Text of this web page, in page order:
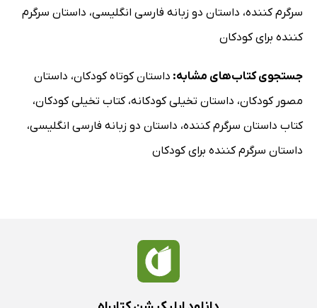
سرگرم کننده، داستان دو زبانه فارسی انگلیسی، داستان سرگرم
کننده برای کودکان
جستجوی کتاب‌های مشابه: داستان کوتاه کودکان، داستان
مصور کودکان، داستان تخیلی کودکانه،کتاب تخیلی کودکان،
کتاب داستان سرگرم کننده، داستان دو زبانه فارسی انگلیسی،
داستان سرگرم کننده برای کودکان